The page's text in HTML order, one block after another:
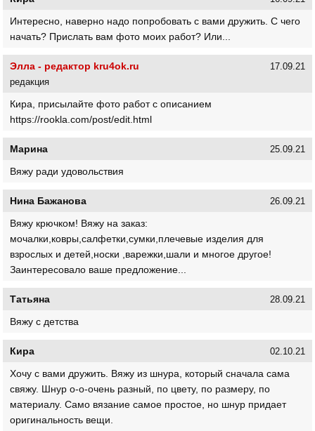
Интересно, наверно надо попробовать с вами дружить. С чего
начать? Прислать вам фото моих работ? Или...
Элла - редактор kru4ok.ru
редакция
17.09.21
Кира, присылайте фото работ с описанием
https://rookla.com/post/edit.html
Марина 25.09.21
Вяжу ради удовольствия
Нина Бажанова 26.09.21
Вяжу крючком! Вяжу на заказ:
мочалки,ковры,салфетки,сумки,плечевые изделия для
взрослых и детей,носки ,варежки,шали и многое другое!
Заинтересовало ваше предложение...
Татьяна 28.09.21
Вяжу с детства
Кира 02.10.21
Хочу с вами дружить. Вяжу из шнура, который сначала сама
свяжу. Шнур о-о-очень разный, по цвету, по размеру, по
материалу. Само вязание самое простое, но шнур придает
оригинальность вещи.